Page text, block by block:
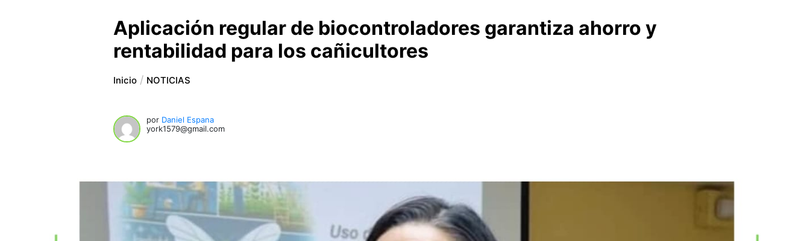
Aplicación regular de biocontroladores garantiza ahorro y
rentabilidad para los cañicultores
Inicio NOTICIAS
por Daniel Espana
york1579@gmail.com